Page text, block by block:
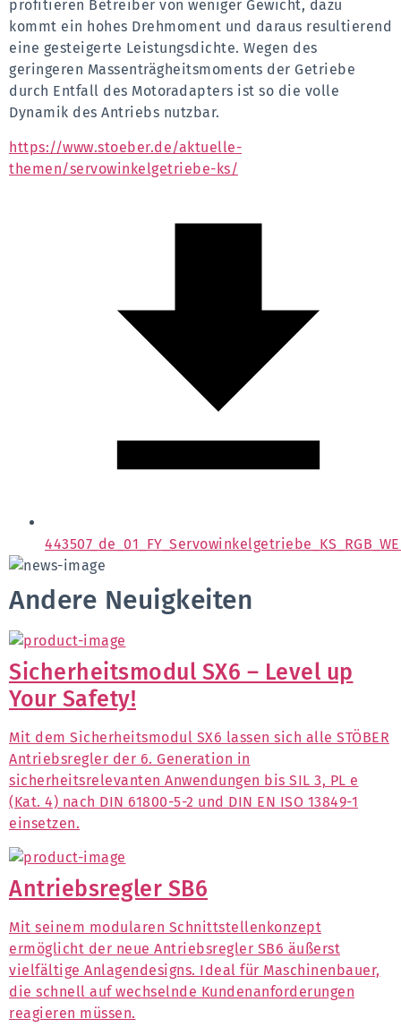
profitieren Betreiber von weniger Gewicht, dazu
kommt ein hohes Drehmoment und daraus resultierend
eine gesteigerte Leistungsdichte. Wegen des
geringeren Massenträgheitsmoments der Getriebe
durch Entfall des Motoradapters ist so die volle
Dynamik des Antriebs nutzbar.
https://www.stoeber.de/aktuelle-
themen/servowinkelgetriebe-ks/
Andere Neuigkeiten
Sicherheitsmodul SX6 – Level up
Your Safety!
Mit dem Sicherheitsmodul SX6 lassen sich alle STÖBER
Antriebsregler der 6. Generation in
sicherheitsrelevanten Anwendungen bis SIL 3, PL e
(Kat. 4) nach DIN 61800-5-2 und DIN EN ISO 13849-1
einsetzen.
Antriebsregler SB6
Mit seinem modularen Schnittstellenkonzept
ermöglicht der neue Antriebsregler SB6 äußerst
vielfältige Anlagendesigns. Ideal für Maschinenbauer,
die schnell auf wechselnde Kundenanforderungen
reagieren müssen.